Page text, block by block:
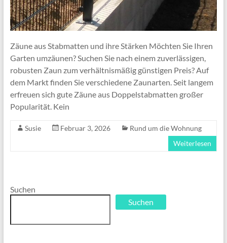
Zäune aus Stabmatten und ihre Stärken Möchten Sie Ihren
Garten umzäunen? Suchen Sie nach einem zuverlässigen,
robusten Zaun zum verhältnismäßig günstigen Preis? Auf
dem Markt finden Sie verschiedene Zaunarten. Seit langem
erfreuen sich gute Zäune aus Doppelstabmatten großer
Popularität. Kein
Susie Februar 3, 2026
Rund um die Wohnung
Weiterlesen
Suchen
Suchen